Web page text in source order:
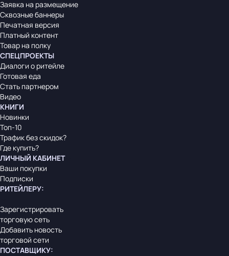
Заявка на размещение
Сквозные баннеры
Печатная версия
Платный контент
Товар на полку
СПЕЦПРОЕКТЫ
Диалоги о ритейле
Готовая еда
Стать партнером
Видео
КНИГИ
Новинки
Топ-10
Трафик без скидок?
Где купить?
ЛИЧНЫЙ КАБИНЕТ
Ваши покупки
Подписки
РИТЕЙЛЕРУ:
Зарегистрировать
торговую сеть
Добавить новость
торговой сети
ПОСТАВЩИКУ: